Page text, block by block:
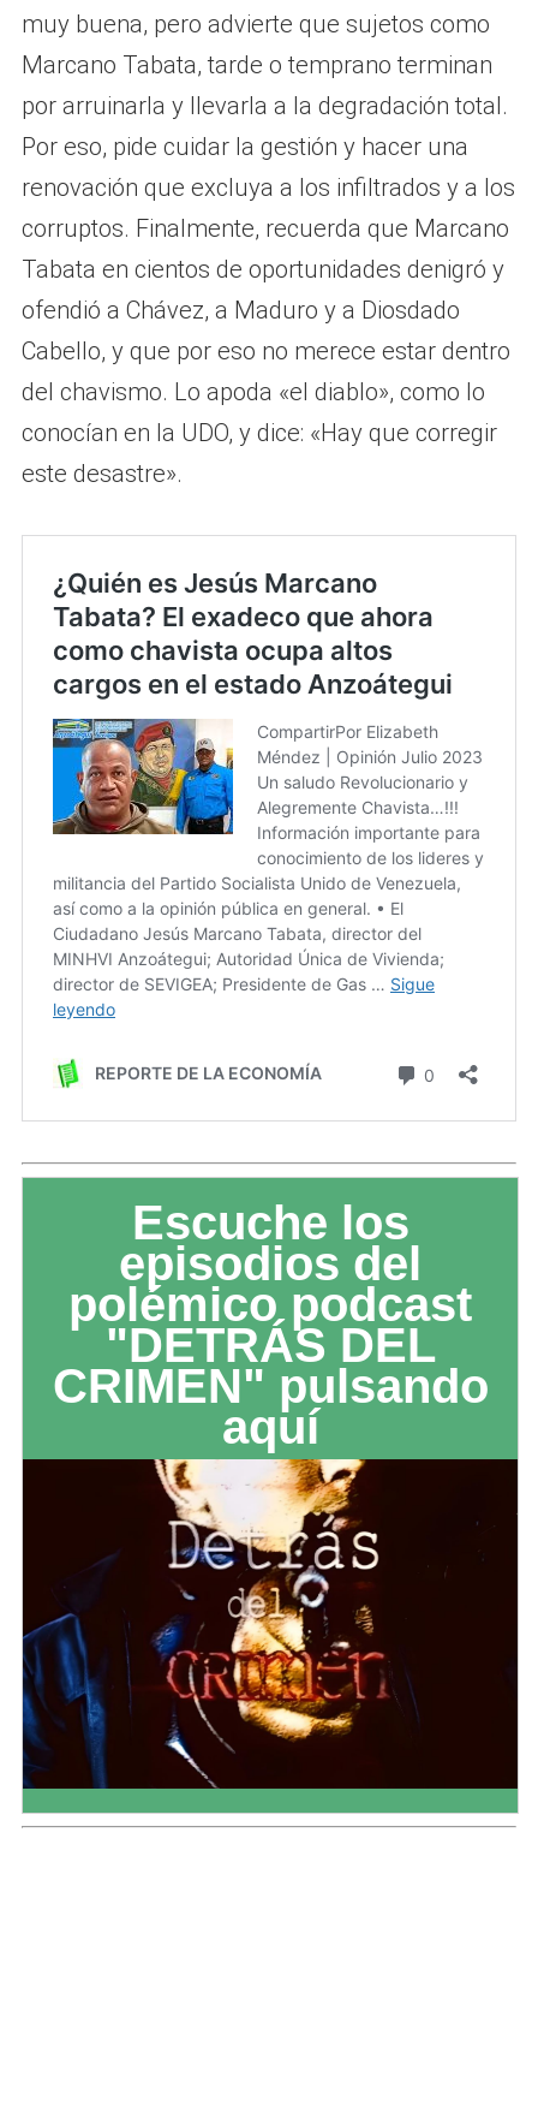
muy buena, pero advierte que sujetos como
Marcano Tabata, tarde o temprano terminan
por arruinarla y llevarla a la degradación total.
Por eso, pide cuidar la gestión y hacer una
renovación que excluya a los infiltrados y a los
corruptos. Finalmente, recuerda que Marcano
Tabata en cientos de oportunidades denigró y
ofendió a Chávez, a Maduro y a Diosdado
Cabello, y que por eso no merece estar dentro
del chavismo. Lo apoda «el diablo», como lo
conocían en la UDO, y dice: «Hay que corregir
este desastre».
Escuche los
episodios del
polémico podcast
"DETRÁS DEL
CRIMEN" pulsando
aquí